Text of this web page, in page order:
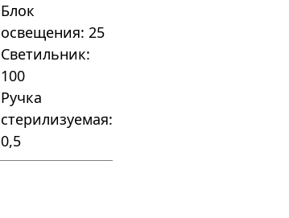
Блок
освещения: 25
Светильник:
100
Ручка
стерилизуемая:
0,5